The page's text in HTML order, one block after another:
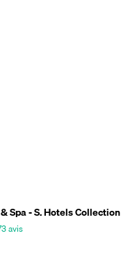
Spa - S. Hotels Collection
avis